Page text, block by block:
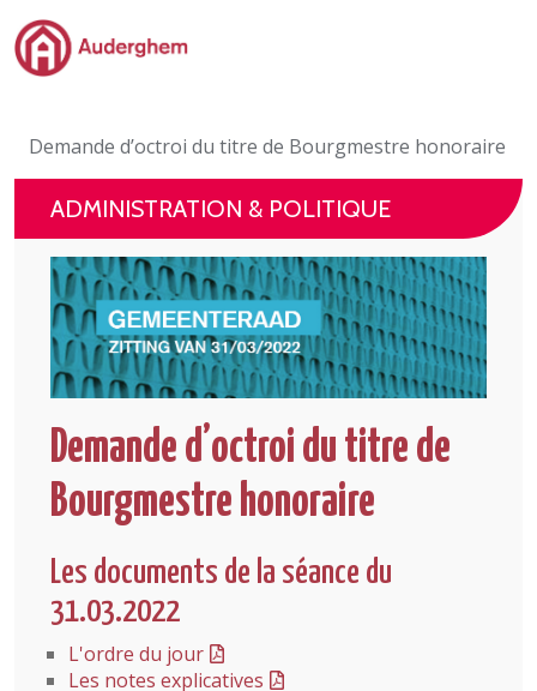
Passer au contenu principal
Événements et vie associative
eGuichet
Vivre à Auderghem
En 1 clic
Demande d’octroi du titre de Bourgmestre honoraire
ADMINISTRATION & POLITIQUE
Demande d’octroi du titre de
Bourgmestre honoraire
Les documents de la séance du
31.03.2022
L'ordre du jour
Les notes explicatives